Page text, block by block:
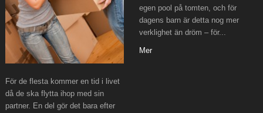
För de flesta kommer en tid i livet
då de ska flytta ihop med sin
partner. En del gör det bara efter
egen pool på tomten, och för
dagens barn är detta nog mer
verklighet än dröm – för...
Mer